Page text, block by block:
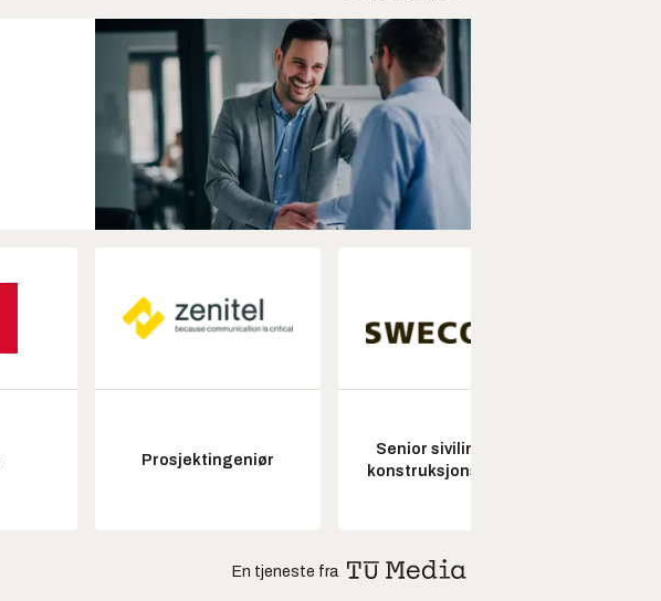
Prosjektingeniør
Senior sivilingeniør
konstruksjonsteknikk
En tjeneste fra